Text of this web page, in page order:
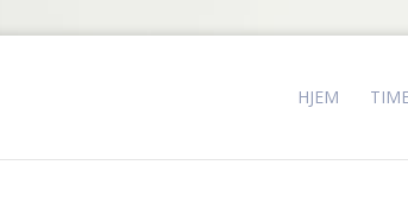
HJEM